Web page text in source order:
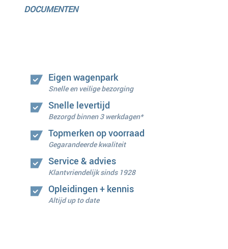
DOCUMENTEN
Eigen wagenpark
Snelle en veilige bezorging
Snelle levertijd
Bezorgd binnen 3 werkdagen*
Topmerken op voorraad
Gegarandeerde kwaliteit
Service & advies
Klantvriendelijk sinds 1928
Opleidingen + kennis
Altijd up to date